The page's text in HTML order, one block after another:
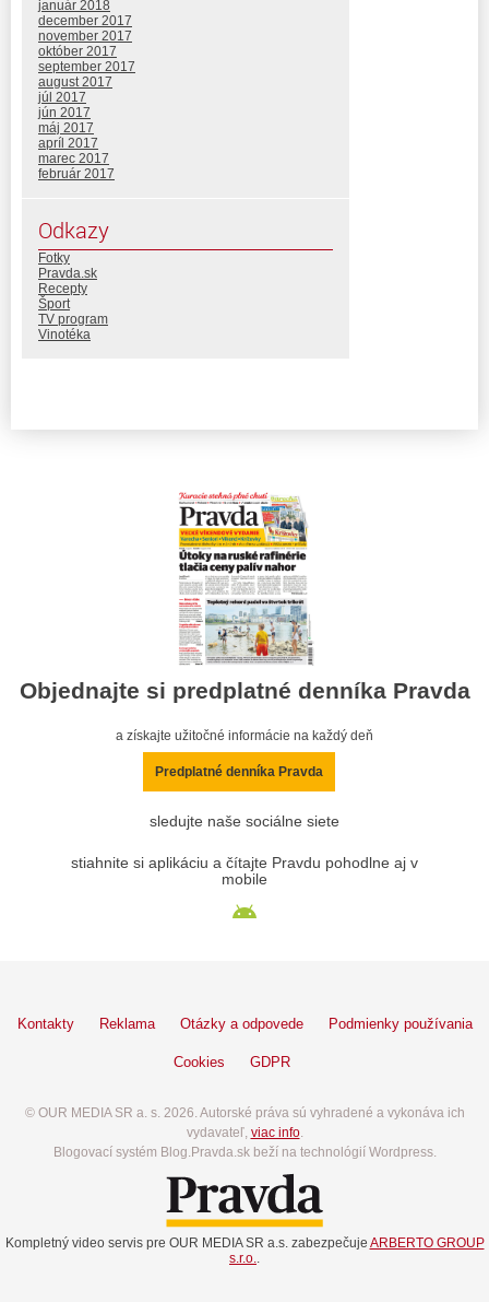
január 2018
december 2017
november 2017
október 2017
september 2017
august 2017
júl 2017
jún 2017
máj 2017
apríl 2017
marec 2017
február 2017
Odkazy
Fotky
Pravda.sk
Recepty
Šport
TV program
Vinotéka
Objednajte si predplatné denníka Pravda
a získajte užitočné informácie na každý deň
Predplatné denníka Pravda
sledujte naše sociálne siete
stiahnite si aplikáciu a čítajte Pravdu pohodlne aj v
mobile
Kontakty Reklama Otázky a odpovede Podmienky používania
Cookies GDPR
© OUR MEDIA SR a. s. 2026. Autorské práva sú vyhradené a vykonáva ich
vydavateľ, viac info.
Blogovací systém Blog.Pravda.sk beží na technológií Wordpress.
Kompletný video servis pre OUR MEDIA SR a.s. zabezpečuje ARBERTO GROUP
s.r.o..